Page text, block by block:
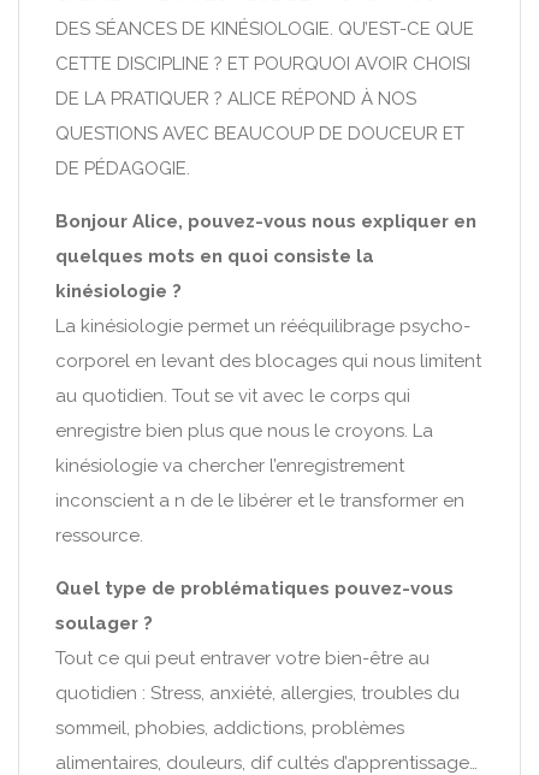
DES SÉANCES DE KINÉSIOLOGIE. QU’EST-CE QUE
CETTE DISCIPLINE ? ET POURQUOI AVOIR CHOISI
DE LA PRATIQUER ? ALICE RÉPOND À NOS
QUESTIONS AVEC BEAUCOUP DE DOUCEUR ET
DE PÉDAGOGIE.
Bonjour Alice, pouvez-vous nous expliquer en
quelques mots en quoi consiste la
kinésiologie ?
La kinésiologie permet un rééquilibrage psycho-
corporel en levant des blocages qui nous limitent
au quotidien. Tout se vit avec le corps qui
enregistre bien plus que nous le croyons. La
kinésiologie va chercher l’enregistrement
inconscient a n de le libérer et le transformer en
ressource.
Quel type de problématiques pouvez-vous
soulager ?
Tout ce qui peut entraver votre bien-être au
quotidien : Stress, anxiété, allergies, troubles du
sommeil, phobies, addictions, problèmes
alimentaires, douleurs, dif cultés d’apprentissage…